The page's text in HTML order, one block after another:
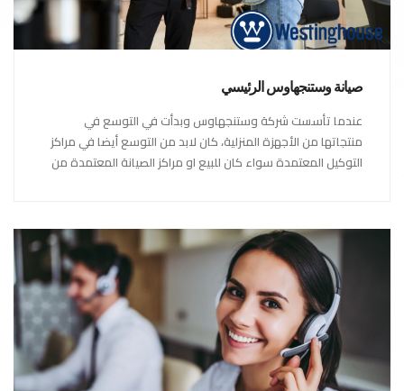
صيانة وستنجهاوس الرئيسي
عندما تأسست شركة وستنجهاوس وبدأت في التوسع في
منتجاتها من الأجهزة المنزلية، كان لابد من التوسع أيضا في مراكز
التوكيل المعتمدة سواء كان للبيع او مراكز الصيانة المعتمدة من